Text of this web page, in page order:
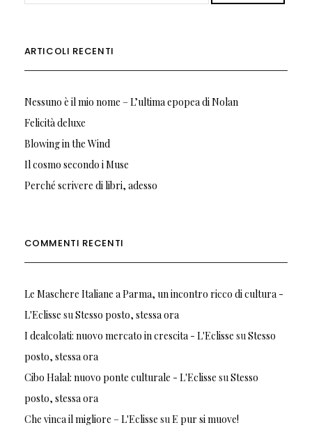
ARTICOLI RECENTI
Nessuno è il mio nome – L’ultima epopea di Nolan
Felicità deluxe
Blowing in the Wind
Il cosmo secondo i Muse
Perché scrivere di libri, adesso
COMMENTI RECENTI
Le Maschere Italiane a Parma, un incontro ricco di cultura -
L'Eclisse suStesso posto, stessa ora
I dealcolati: nuovo mercato in crescita - L'Eclisse suStesso
posto, stessa ora
Cibo Halal: nuovo ponte culturale - L'Eclisse suStesso
posto, stessa ora
Che vinca il migliore – L'Eclisse suE pur si muove!